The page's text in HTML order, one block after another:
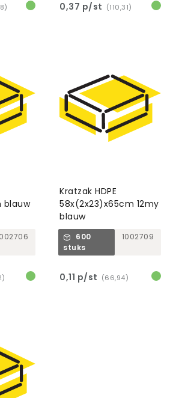
0,37 p/st (110,31)
blauw
Kratzak HDPE
58x(2x23)x65cm 12my
blauw
600
stuks
1002709
0,11 p/st (66,94)